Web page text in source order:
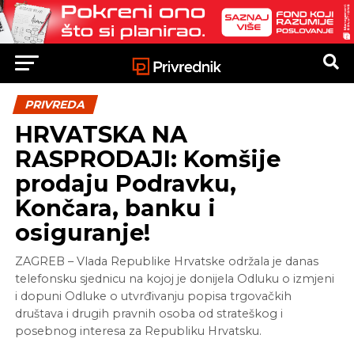
PRIVREDA
HRVATSKA NA
RASPRODAJI: Komšije
prodaju Podravku,
Končara, banku i
osiguranje!
ZAGREB – Vlada Republike Hrvatske održala je danas
telefonsku sjednicu na kojoj je donijela Odluku o izmjeni
i dopuni Odluke o utvrđivanju popisa trgovačkih
društava i drugih pravnih osoba od strateškog i
posebnog interesa za Republiku Hrvatsku.